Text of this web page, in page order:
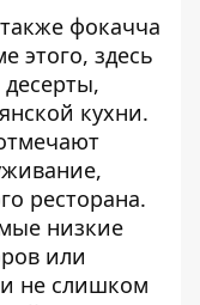
фокачча
этого, здесь
кухни.
ресторана.
низкие
или
не слишком